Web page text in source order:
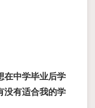
在中学毕业后学
没有适合我的学